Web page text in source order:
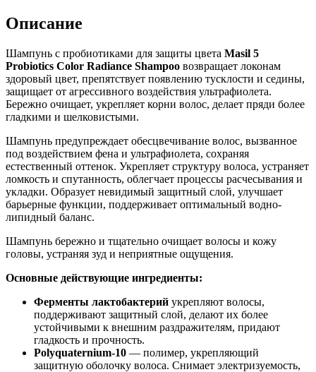
Описание
Шампунь с пробиотиками для защиты цвета Masil 5
Probiotics Color Radiance Shampoo возвращает локонам
здоровый цвет, препятствует появлению тусклости и седины,
защищает от агрессивного воздействия ультрафиолета.
Бережно очищает, укрепляет корни волос, делает пряди более
гладкими и шелковистыми.
Шампунь предупреждает обесцвечивание волос, вызванное
под воздействием фена и ультрафиолета, сохраняя
естественный оттенок. Укрепляет структуру волоса, устраняет
ломкость и спутанность, облегчает процессы расчесывания и
укладки. Образует невидимый защитный слой, улучшает
барьерные функции, поддерживает оптимальный водно-
липидный баланс.
Шампунь бережно и тщательно очищает волосы и кожу
головы, устраняя зуд и неприятные ощущения.
Основные действующие ингредиенты:
Ферменты лактобактерий укрепляют волосы,
поддерживают защитный слой, делают их более
устойчивыми к внешним раздражителям, придают
гладкость и прочность.
Polyquaternium-10 — полимер, укрепляющий
защитную оболочку волоса. Снимает электризуемость,